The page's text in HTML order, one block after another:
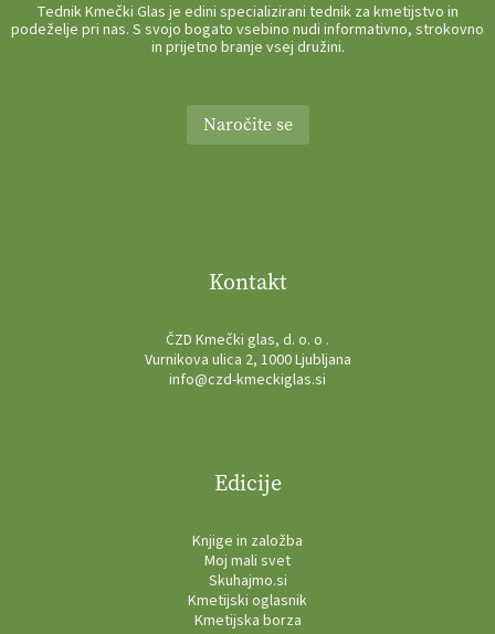
Tednik Kmečki Glas je edini specializirani tednik za kmetijstvo in
podeželje pri nas. S svojo bogato vsebino nudi informativno, strokovno
in prijetno branje vsej družini.
Naročite se
Kontakt
ČZD Kmečki glas, d. o. o .
Vurnikova ulica 2, 1000 Ljubljana
info@czd-kmeckiglas.si
Edicije
Knjige in založba
Moj mali svet
Skuhajmo.si
Kmetijski oglasnik
Kmetijska borza